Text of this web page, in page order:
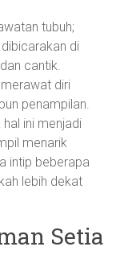
tubuh;
di
cantik.
diri
penampilan.
ini menjadi
menarik
intip beberapa
lebih dekat
Setia